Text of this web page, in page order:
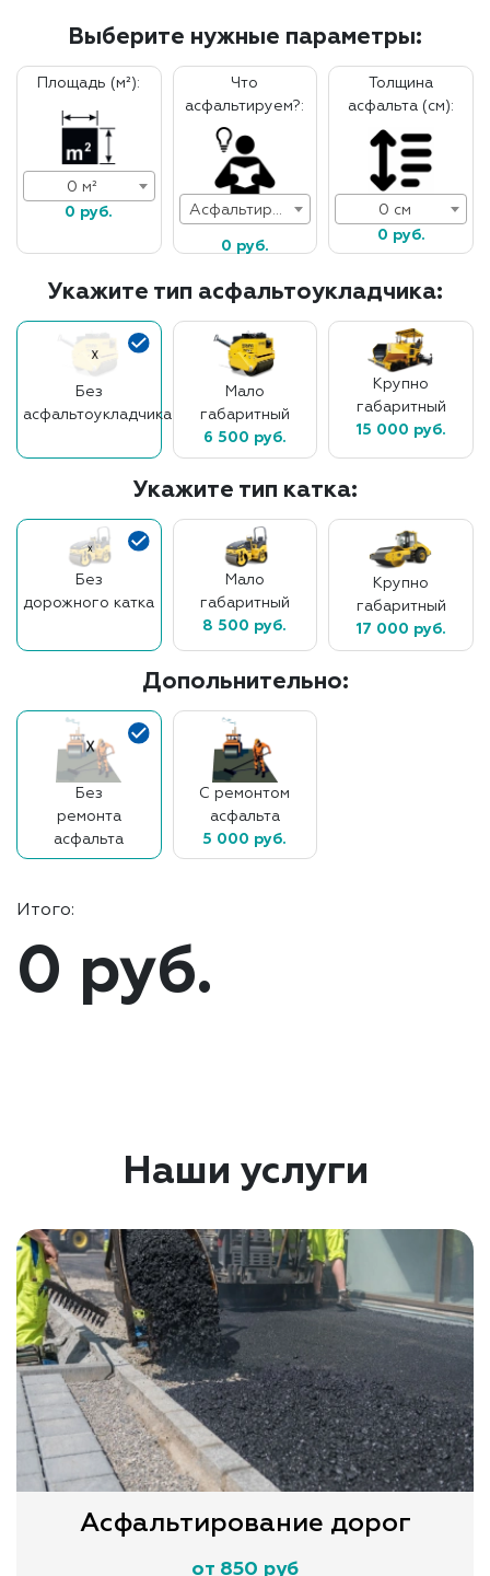
Выберите нужные параметры:
Площадь (м²):
0 м²
0 руб.
Что
асфальтируем?:
0 руб.
Толщина
асфальта (см):
0 см
0 руб.
Укажите тип асфальтоукладчика:
Без
асфальтоукладчика
Мало
габаритный
6 500 руб.
Крупно
габаритный
15 000 руб.
Укажите тип катка:
Без
дорожного катка
Мало
габаритный
8 500 руб.
Крупно
габаритный
17 000 руб.
Допольнительно:
Без
ремонта
асфальта
С ремонтом
асфальта
5 000 руб.
Итого:
0 руб.
Наши услуги
Асфальтирование дорог
от 850 руб